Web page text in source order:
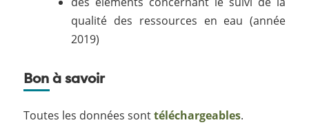
qualité des ressources en eau (année
2019)
Bon à savoir
Toutes les données sonttéléchargeables.